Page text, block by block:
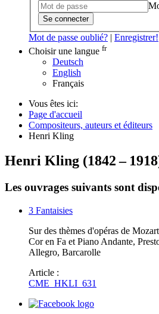
Se connecter
Mot de passe oublié? | Enregistrer!
Choisir une langue fr
Deutsch
English
Français
Vous êtes ici:
Page d'accueil
Compositeurs, auteurs et éditeurs
Henri Kling
Henri Kling (1842– 1918
Les ouvrages suivants sont
3 Fantaisies
Sur des thèmes d'opéras de
Cor en Fa et Piano Andante,
Allegro, Barcarolle
Article :
CME_HKLI_631